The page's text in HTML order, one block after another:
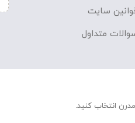
سایت
متداول
انتخاب کنید.